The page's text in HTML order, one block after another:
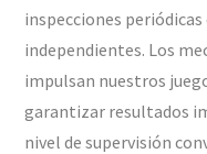
inspecciones
independientes. Los
impulsan nuestros
garantizar resultados
nivel de supervisión